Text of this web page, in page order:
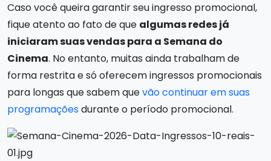
Caso você queira garantir seu ingresso promocional,
fique atento ao fato de que algumas redes já
iniciaram suas vendas para a Semana do
Cinema. No entanto, muitas ainda trabalham de
forma restrita e só oferecem ingressos promocionais
para longas que sabem quevão continuar em suas
programaçõesdurante o período promocional.